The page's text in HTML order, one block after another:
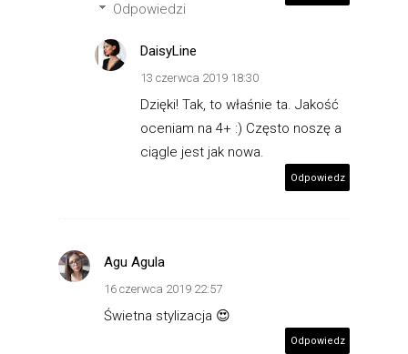
Odpowiedzi
DaisyLine
13 czerwca 2019 18:30
Dzięki! Tak, to właśnie ta. Jakość
oceniam na 4+ :) Często noszę a
ciągle jest jak nowa.
Odpowiedz
Agu Agula
16 czerwca 2019 22:57
Świetna stylizacja 😍
Odpowiedz